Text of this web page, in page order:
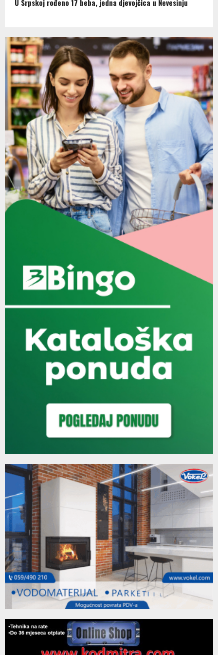
U Srpskoj rođeno 17 beba, jedna djevojčica u Nevesinju